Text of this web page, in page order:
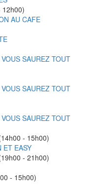
12h00)
AU CAFE
SAUREZ TOUT
SAUREZ TOUT
SAUREZ TOUT
- 15h00)
ET EASY
- 21h00)
- 15h00)